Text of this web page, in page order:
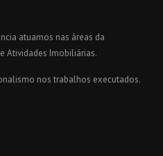
atuamos nas áreas da
Atividades Imobiliárias.
nos trabalhos executados.